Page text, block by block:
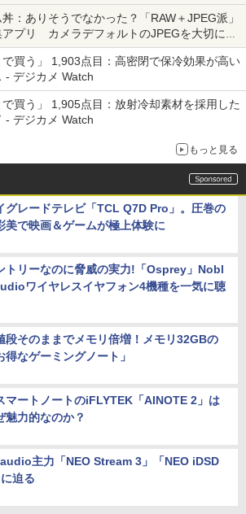
：ありそうでなかった？「RAW＋JPEG派」
プリ カメラデフォルトのJPEGを大切にす
買う」 1,903点目：高密閉で保冷効果が高い
- デジカメ Watch
買う」 1,905点目：放射冷却素材を採用した
- デジカメ Watch
もっと見る
グレードテレビ「TCL Q7D Pro」。圧巻の
美で映画＆ゲームが極上体験に
トリーなのに脅威の実力!「Osprey」Nobl
ワイヤレスイヤフォン4機種を一気に聴
段そのままでメモリ倍増！メモリ32GBの
得なゲーミングノート」
マートノートのiFLYTEK「AINOTE 2」は
魅力的なのか？
主力「NEO Stream 3」「NEO iDSD
迫る